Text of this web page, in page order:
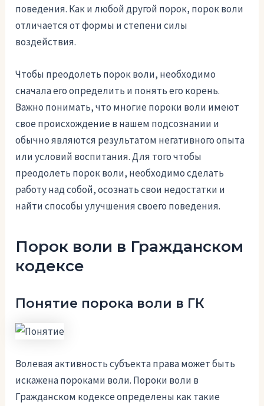
поведения. Как и любой другой порок, порок воли
отличается от формы и степени силы
воздействия.
Чтобы преодолеть порок воли, необходимо
сначала его определить и понять его корень.
Важно понимать, что многие пороки воли имеют
свое происхождение в нашем подсознании и
обычно являются результатом негативного опыта
или условий воспитания. Для того чтобы
преодолеть порок воли, необходимо сделать
работу над собой, осознать свои недостатки и
найти способы улучшения своего поведения.
Порок воли в Гражданском
кодексе
Понятие порока воли в ГК
Волевая активность субъекта права может быть
искажена пороками воли. Пороки воли в
Гражданском кодексе определены как такие